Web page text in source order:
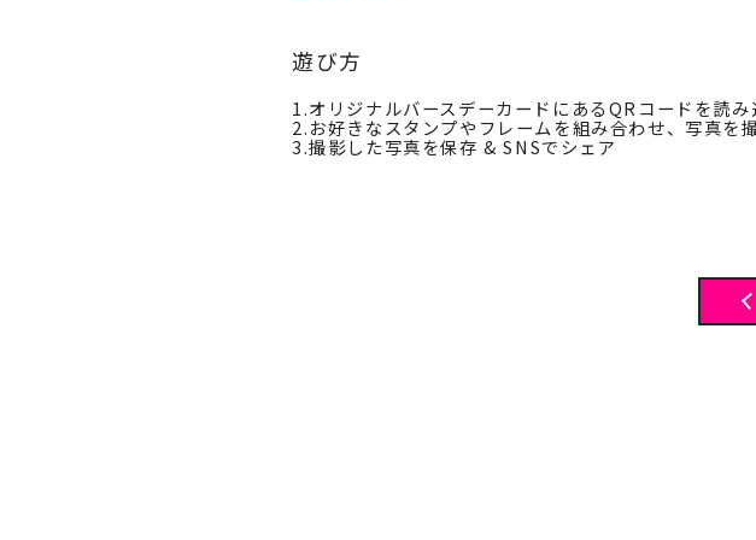
遊び方
1.オリジナルバースデーカードにあるQRコードを読
2.お好きなスタンプやフレームを組み合わせ、写真を
3.撮影した写真を保存 & SNSでシェア